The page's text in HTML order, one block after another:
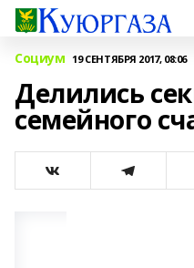
Социум 19 СЕНТЯБРЯ 2017, 08:06
Делились
семейного